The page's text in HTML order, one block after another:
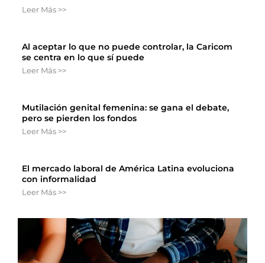
Leer Más >>
Al aceptar lo que no puede controlar, la Caricom
se centra en lo que sí puede
Leer Más >>
Mutilación genital femenina: se gana el debate,
pero se pierden los fondos
Leer Más >>
El mercado laboral de América Latina evoluciona
con informalidad
Leer Más >>